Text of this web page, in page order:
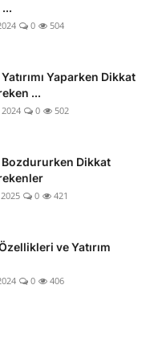
0 504
Yaparken Dikkat
...
2024 0 502
Bozdururken Dikkat
0 421
ve Yatırım
0 406